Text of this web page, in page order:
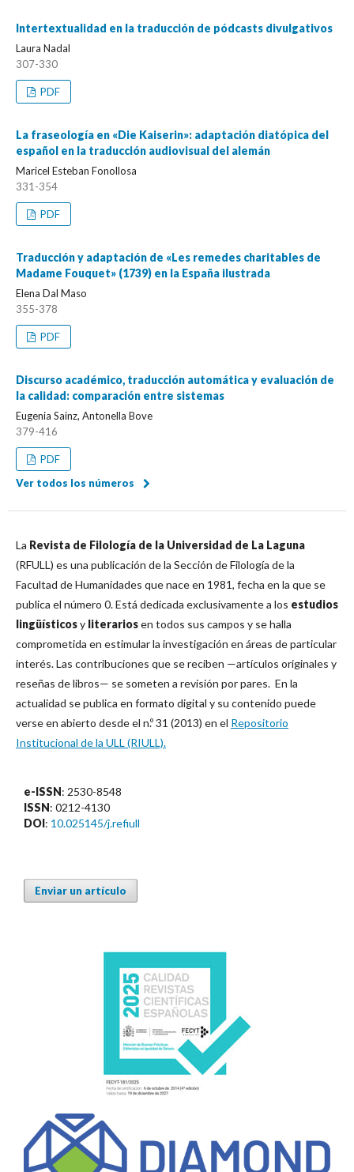
Intertextualidad en la traducción de pódcasts divulgativos
Laura Nadal
307-330
PDF
La fraseología en «Die Kaiserin»: adaptación diatópica del
español en la traducción audiovisual del alemán
Maricel Esteban Fonollosa
331-354
PDF
Traducción y adaptación de «Les remedes charitables de
Madame Fouquet» (1739) en la España ilustrada
Elena Dal Maso
355-378
PDF
Discurso académico, traducción automática y evaluación de
la calidad: comparación entre sistemas
Eugenia Sainz, Antonella Bove
379-416
PDF
Ver todos los números
La Revista de Filología de la Universidad de La Laguna
(RFULL) es una publicación de la Sección de Filología de la
Facultad de Humanidades que nace en 1981, fecha en la que se
publica el número 0. Está dedicada exclusivamente a los estudios
lingüísticosy literariosen todos sus campos y se halla
comprometida en estimular la investigación en áreas de particular
interés. Las contribuciones que se reciben —artículos originales y
reseñas de libros— se someten a revisión por pares. En la
actualidad se publica en formato digital y su contenido puede
verse en abierto desde el n.º 31 (2013) en el Repositorio
Institucional de la ULL (RIULL).
e-ISSN: 2530-8548
ISSN: 0212-4130
DOI: 10.025145/j.refiull
Enviar un artículo